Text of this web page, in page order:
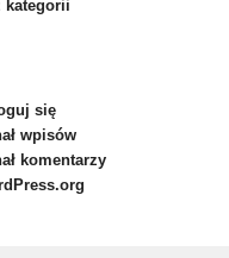
kategorii
się
wpisów
komentarzy